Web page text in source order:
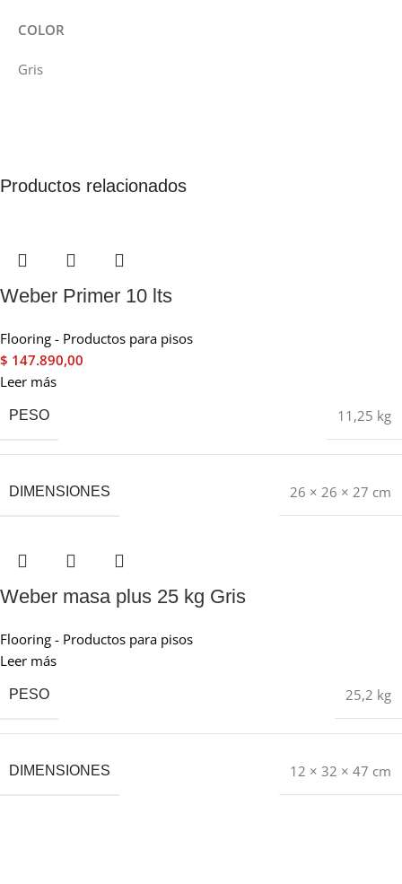
COLOR
Gris
Productos relacionados
Weber Primer 10 lts
Flooring - Productos para pisos
$ 147.890,00
Leer más
PESO 11,25 kg
DIMENSIONES 26 × 26 × 27 cm
Weber masa plus 25 kg Gris
Flooring - Productos para pisos
Leer más
PESO 25,2 kg
DIMENSIONES 12 × 32 × 47 cm